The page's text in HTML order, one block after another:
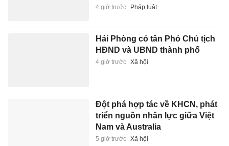
4 giờ trước Pháp luật
Hải Phòng có tân Phó Chủ tịch
HĐND và UBND thành phố
4 giờ trước Xã hội
Đột phá hợp tác về KHCN, phát
triển nguồn nhân lực giữa Việt
Nam và Australia
5 giờ trước Xã hội